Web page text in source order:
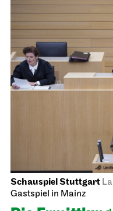
Staatstheater Stuttgart
Einblicke